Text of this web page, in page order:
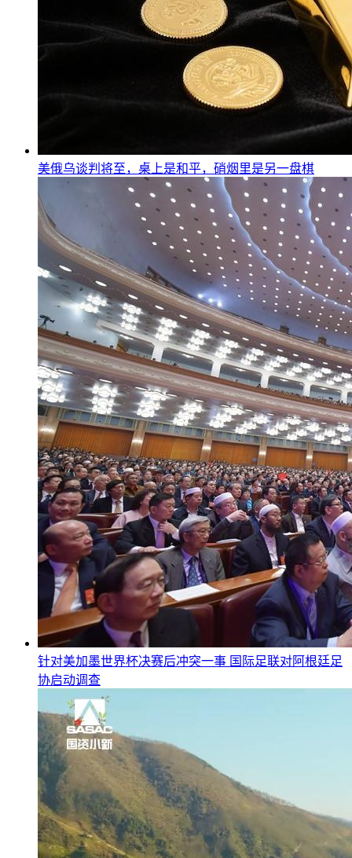
美俄乌谈判将至，桌上是和平，硝烟里是另一盘棋
针对美加墨世界杯决赛后冲突一事 国际足联对阿根廷足
协启动调查